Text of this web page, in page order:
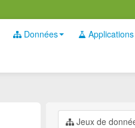
Données Applications
Jeux de